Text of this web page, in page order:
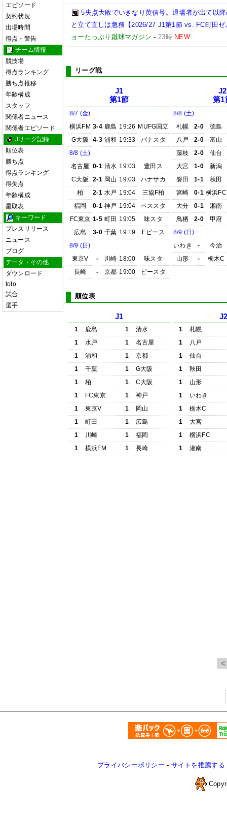
エピソード
契約状況
出場時間
得点・警告
チーム情報
競技場
得点ランキング
勝ち点推移
年齢構成
スタッフ
関係者ニュース
関係者エピソード
Jリーグ記録
順位表
勝ち点
得点ランキング
得失点
年齢構成
星取表
キーワード
プレスリリース
ニュース
ブログ
データ・その他
ダウンロード
toto
試合
選手
5失点大敗でいきなり黄信号。退場者が出て以
と立て直しは急務【2026/27 J1第1節 vs. FC町田
ョーたっぷり蹴球マガジン -23時 NEW
リーグ戦
J1
第1節
8/7 (金)
横浜FM 3-4 鹿島 19:26 MUFG国立
G大阪
4-3 浦和 19:33
パナスタ
8/8 (土)
名古屋 0-1 清水 19:03
豊田ス
C大阪
2-1 岡山 19:03
ハナサカ
柏
2-1 水戸 19:04
三協F柏
福岡
0-1 神戸 19:04
ベススタ
FC東京 1-5 町田 19:05
味スタ
広島
3-0 千葉 19:19
Eピース
8/9 (日)
東京V
- 川崎 18:00
味スタ
長崎
- 京都 19:00 ピースタ
J2
第1
8/8 (土)
札幌
2-0
徳島
八戸
2-0
富山
藤枝
2-0
仙台
大宮
1-0
新潟
磐田
1-1
秋田
宮崎
0-1 横浜FC
大分
0-1
湘南
鳥栖
2-0
甲府
8/9 (日)
いわき
-
今治
山形
- 栃木C
順位表
J1
1 鹿島 1
清水
1
水戸 1
名古屋
1
浦和 1
京都
1
千葉 1
G大阪
1
柏 1
C大阪
1
FC東京 1
神戸
1
東京V 1
岡山
1
町田 1
広島
1
川崎 1
福岡
1
横浜FM 1 長崎
1
札幌
1
八戸
1
仙台
1
秋田
1
山形
1
いわき
1
栃木C
1
大宮
1
横浜FC
1
湘南
プライバシーポリシー - サイトを推薦する